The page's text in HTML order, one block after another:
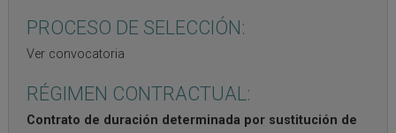
PROCESO DE SELECCIÓN:
Ver convocatoria
RÉGIMEN CONTRACTUAL:
Contrato de duración determinada por sustitución de